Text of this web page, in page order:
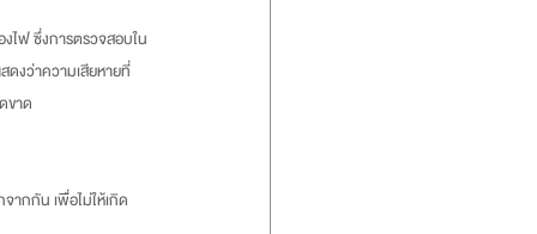
ไฟ ซึ่งการตรวจสอบใน
ดงว่าความเสียหายที่
ขาด
กกัน เพื่อไม่ให้เกิด